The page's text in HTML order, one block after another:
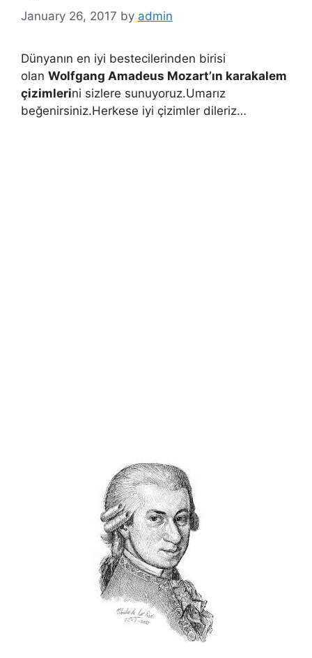
January 26, 2017 by admin
Dünyanın en iyi bestecilerinden birisi
olan Wolfgang Amadeus Mozart’ın karakalem
çizimlerini sizlere sunuyoruz.Umarız
beğenirsiniz.Herkese iyi çizimler dileriz…